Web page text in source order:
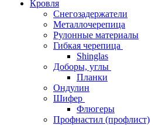
Кровля
Снегозадержатели
Металлочерепица
Рулонные материалы
Гибкая черепица
Shinglas
Доборы, углы
Планки
Ондулин
Шифер
Флюгеры
Профнастил (профлист)